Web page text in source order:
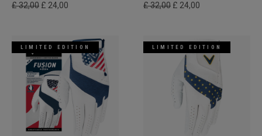
£ 32,00 £ 24,00 £ 32,00 £ 24,00
LIMITED EDITION LIMITED EDITION